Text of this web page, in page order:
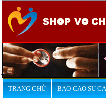
TRANG CHỦ BAO CAO SU